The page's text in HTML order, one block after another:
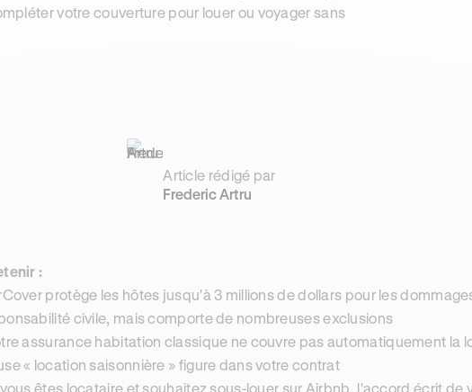
votre couverture pour louer ou voyager sans
Article rédigé par
Frederic Artru
:
protège les hôtes jusqu'à 3 millions de dollars pour les
civile, mais comporte de nombreuses exclusions
assurance habitation classique ne couvre pas automatiquement la
« location saisonnière » figure dans votre contrat
vous êtes locataire et souhaitez sous-louer sur Airbnb, l'accord écrit